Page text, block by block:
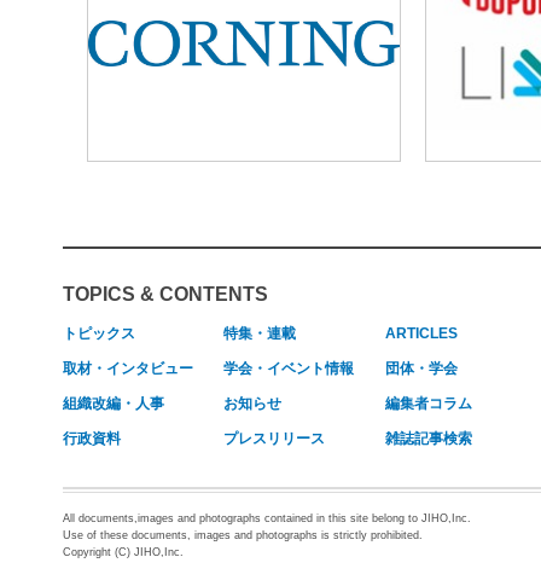
TOPICS & CONTENTS
トピックス 特集・連載 ARTICLES
取材・インタビュー 学会・イベント情報 団体・学会
組織改編・人事 お知らせ 編集者コラム
行政資料 プレスリリース 雑誌記事検索
All documents,images and photographs contained in this site belong to JIHO,Inc.
Use of these documents, images and photographs is strictly prohibited.
Copyright (C) JIHO,Inc.